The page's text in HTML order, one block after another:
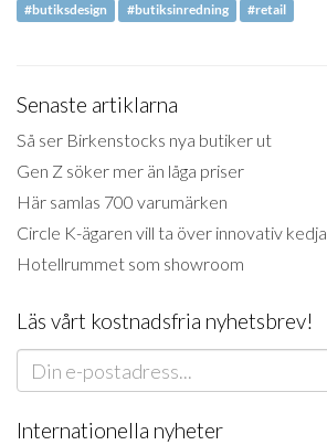
#butiksdesign #butiksinredning #retail
Senaste artiklarna
Så ser Birkenstocks nya butiker ut
Gen Z söker mer än låga priser
Här samlas 700 varumärken
Circle K-ägaren vill ta över innovativ kedja
Hotellrummet som showroom
Läs vårt kostnadsfria nyhetsbrev!
Internationella nyheter